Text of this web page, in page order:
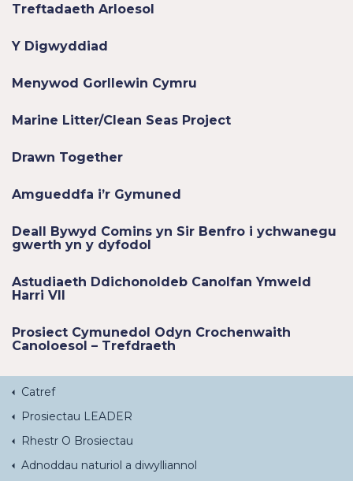
Treftadaeth Arloesol
Y Digwyddiad
Menywod Gorllewin Cymru
Marine Litter/Clean Seas Project
Drawn Together
Amgueddfa i’r Gymuned
Deall Bywyd Comins yn Sir Benfro i ychwanegu
gwerth yn y dyfodol
Astudiaeth Ddichonoldeb Canolfan Ymweld
Harri VII
Prosiect Cymunedol Odyn Crochenwaith
Canoloesol – Trefdraeth
Catref
Prosiectau LEADER
Rhestr O Brosiectau
Adnoddau naturiol a diwylliannol